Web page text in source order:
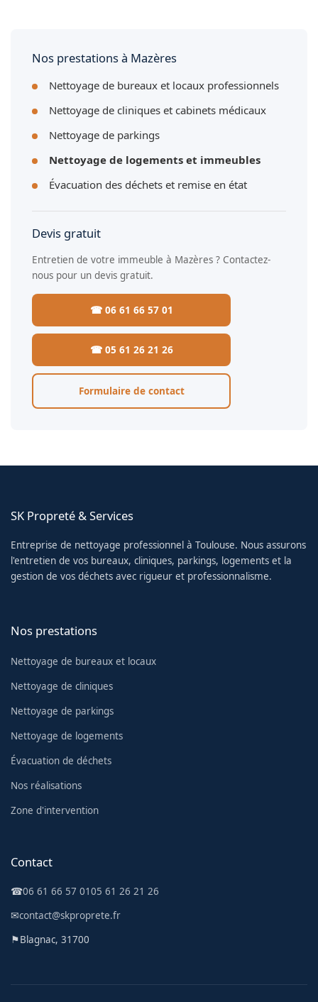
Nos prestations à Mazères
Nettoyage de bureaux et locaux professionnels
Nettoyage de cliniques et cabinets médicaux
Nettoyage de parkings
Nettoyage de logements et immeubles
Évacuation des déchets et remise en état
Devis gratuit
Entretien de votre immeuble à Mazères ? Contactez-
nous pour un devis gratuit.
☎ 06 61 66 57 01
☎ 05 61 26 21 26
Formulaire de contact
SK Propreté & Services
Entreprise de nettoyage professionnel à Toulouse. Nous assurons
l'entretien de vos bureaux, cliniques, parkings, logements et la
gestion de vos déchets avec rigueur et professionnalisme.
Nos prestations
Nettoyage de bureaux et locaux
Nettoyage de cliniques
Nettoyage de parkings
Nettoyage de logements
Évacuation de déchets
Nos réalisations
Zone d'intervention
Contact
☎06 61 66 57 0105 61 26 21 26
✉contact@skproprete.fr
⚑Blagnac, 31700